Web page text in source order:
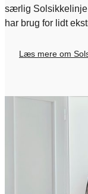
særlig Solsikkelinje
har brug for lidt
Læs mere om